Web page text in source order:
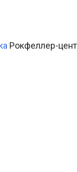
Рокфеллер-